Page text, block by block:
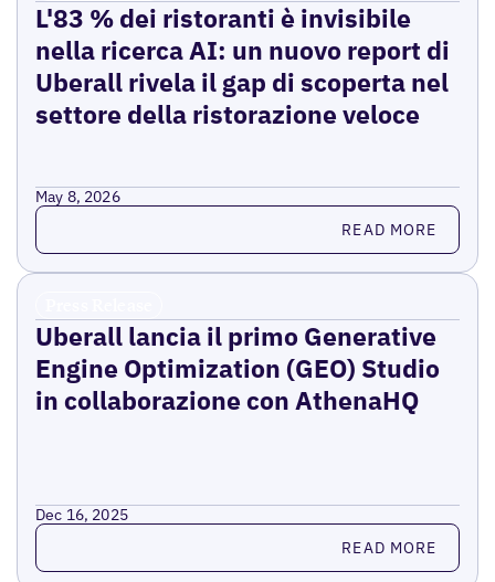
L'83 % dei ristoranti è invisibile
nella ricerca AI: un nuovo report di
Uberall rivela il gap di scoperta nel
settore della ristorazione veloce
May 8, 2026
Read more READ MORE
Uberall lancia il primo Generative
Engine Optimization (GEO) Studio
in collaborazione con AthenaHQ
Dec 16, 2025
Read more READ MORE